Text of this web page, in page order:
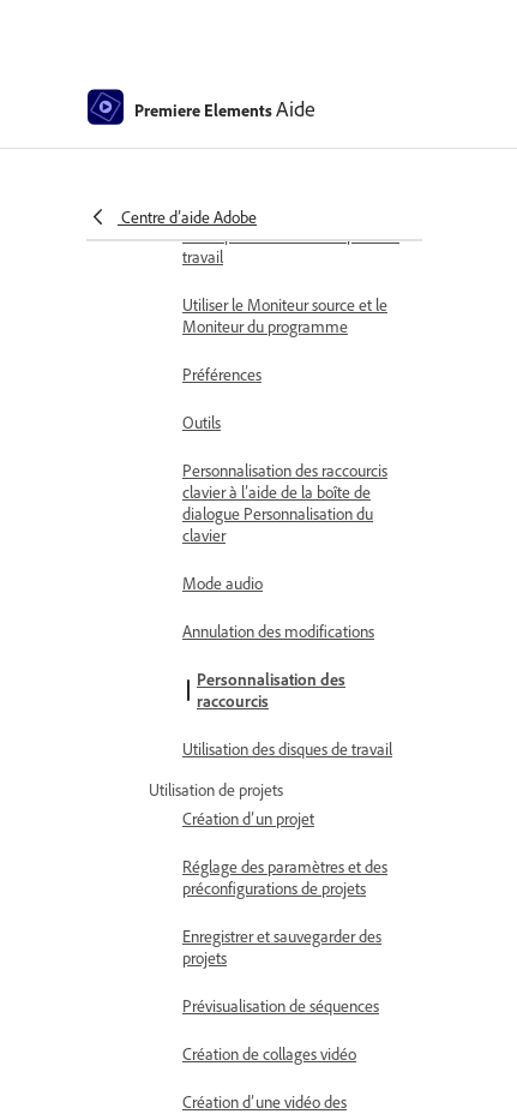
Premiere ElementsAide
Centre d’aide Adobe
Rendu accéléré par GPU
Concepts de base sur l’espace de
travail
Utiliser le Moniteur source et le
Moniteur du programme
Préférences
Outils
Personnalisation des raccourcis
clavier à l’aide de la boîte de
dialogue Personnalisation du
clavier
Mode audio
Annulation des modifications
Personnalisation des
raccourcis
Utilisation des disques de travail
Utilisation de projets
Création d’un projet
Réglage des paramètres et des
préconfigurations de projets
Enregistrer et sauvegarder des
projets
Prévisualisation de séquences
Création de collages vidéo
Création d’une vidéo des